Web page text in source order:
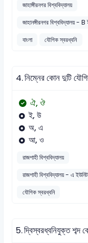
জাহাঙ্গীরনগর বিশ্ববিদ্যালয়
জাহানঙ্গীরনগর বিশ্ববিদ্যালয় -
বাংলা
যৌগিক স্বরধ্বনি
4.নিম্নের কোন দুটি
ঐ, ঔ
ই, উ
অ, এ
আ, ও
রাজশাহী বিশ্ববিদ্যালয়
রাজশাহী বিশ্ববিদ্যালয় - এ
যৌগিক স্বরধ্বনি
5.দ্বিস্বরধ্বনিযুক্ত শব্দ